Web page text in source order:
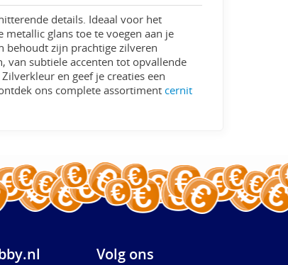
details. Ideaal voor het
glans toe te voegen aan je
behoudt zijn prachtige zilveren
van subtiele accenten tot opvallende
en geef je creaties een
ons complete assortiment cernit
Volg ons